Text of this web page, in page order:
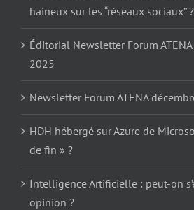
haineux sur les “réseaux sociaux” ?
Éditorial Newsletter Forum
2025
Newsletter Forum ATENA
HDH hébergé sur Azure de
de fin » ?
Intelligence Artificielle : peut-on
opinion ?